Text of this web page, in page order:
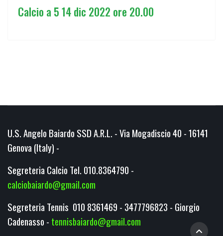
Calcio a 5 14 dic 2022 ore 20.00
U.S. Angelo Baiardo SSD A.R.L. - Via Mogadiscio 40 - 16141
Genova (Italy) -
Segreteria Calcio Tel. 010.8364790 -
calciobaiardo@gmail.com
Segreteria Tennis 010 8361469 - 3477796823 - Giorgio
Cadenasso - tennisbaiardo@gmail.com